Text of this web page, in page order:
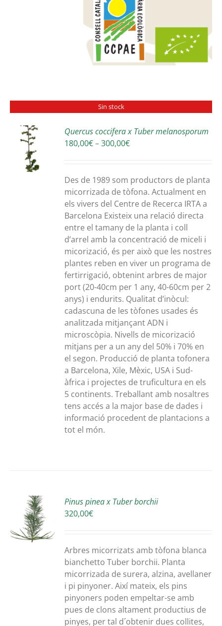
Sin stock
Quercus coccifera x Tuber melanosporum
180,00€–300,00€Interval
180,00€
a
300,00€
Des de 1989 som productors de planta
micorrizada de tòfona. Actualment en
els vivers del Centre de Recerca IRTA a
Barcelona Existeix una relació directa
entre el tamany de la planta i coll
d’arrel amb la concentració de miceli i
micorizació, és per això que les nostres
plantes reben en viver un programa de
fertirrigació, obtenint arbres de major
port (20-40cm per 1 any, 40-60cm per 2
anys) i endurits. Qualitat d’inòcul:
cadascuna de les tòfones usades és
analitzada mitjançant ADN i
microscòpia. Nivells de micorizació
mitjans per a un any del 50% i 70% en
el segon. Producció de planta tofonera
a Barcelona, Xile, Mèxic, USA i Sud-
àfrica i projectes de truficultura en els
5 continents. Treballant amb nosaltres
tens accés a la major base de dades i
informació procedent de plantacions a
tot el món.
Pinus pinea x Tuber borchii
320,00€
Arbres micorrizats amb tòfona blanca
bianchetto Tuber borchii. Planta
micorrizada de surera, alzina, avellaner
i pi pinyoner. Així mateix, els pins
pinyoners poden empeltar-se amb
pues de clons altament productius de
pinyes, per tal d´obtenir dues collites,